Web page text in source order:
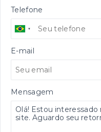
Telefone
E-mail
Mensagem